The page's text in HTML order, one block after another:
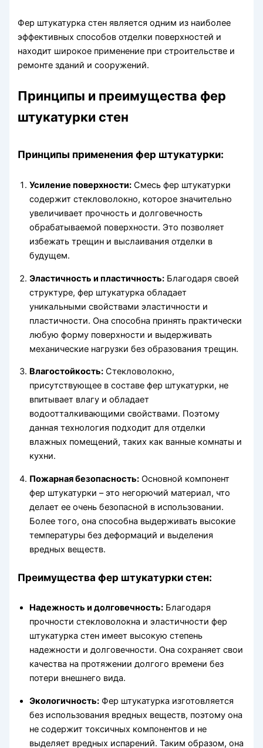
Фер штукатурка стен является одним из наиболее
эффективных способов отделки поверхностей и
находит широкое применение при строительстве и
ремонте зданий и сооружений.
Принципы и преимущества фер
штукатурки стен
Принципы применения фер штукатурки:
Усиление поверхности: Смесь фер штукатурки
содержит стекловолокно, которое значительно
увеличивает прочность и долговечность
обрабатываемой поверхности. Это позволяет
избежать трещин и выслаивания отделки в
будущем.
Эластичность и пластичность: Благодаря своей
структуре, фер штукатурка обладает
уникальными свойствами эластичности и
пластичности. Она способна принять практически
любую форму поверхности и выдерживать
механические нагрузки без образования трещин.
Влагостойкость: Стекловолокно,
присутствующее в составе фер штукатурки, не
впитывает влагу и обладает
водоотталкивающими свойствами. Поэтому
данная технология подходит для отделки
влажных помещений, таких как ванные комнаты и
кухни.
Пожарная безопасность: Основной компонент
фер штукатурки – это негорючий материал, что
делает ее очень безопасной в использовании.
Более того, она способна выдерживать высокие
температуры без деформаций и выделения
вредных веществ.
Преимущества фер штукатурки стен:
Надежность и долговечность: Благодаря
прочности стекловолокна и эластичности фер
штукатурка стен имеет высокую степень
надежности и долговечности. Она сохраняет свои
качества на протяжении долгого времени без
потери внешнего вида.
Экологичность: Фер штукатурка изготовляется
без использования вредных веществ, поэтому она
не содержит токсичных компонентов и не
выделяет вредных испарений. Таким образом, она